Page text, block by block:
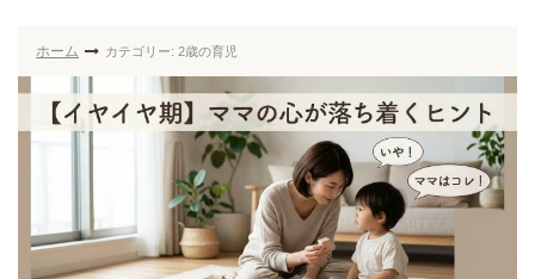
ホーム カテゴリー: 2歳の育児